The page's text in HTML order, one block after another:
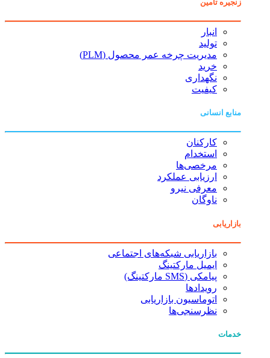
زنجیره تأمین
انبار
تولید
مدیریت چرخه عمر محصول (PLM)
خرید
نگهداری
کیفیت
منابع انسانی
کارکنان
استخدام
مرخصی‌ها
ارزیابی عملکرد
معرفی نیرو
ناوگان
بازاریابی
بازاریابی شبکه‌های اجتماعی
ایمیل مارکتینگ
پیامکی (SMS مارکتینگ)
رویدادها
اتوماسیون بازاریابی
نظرسنجی‌ها
خدمات